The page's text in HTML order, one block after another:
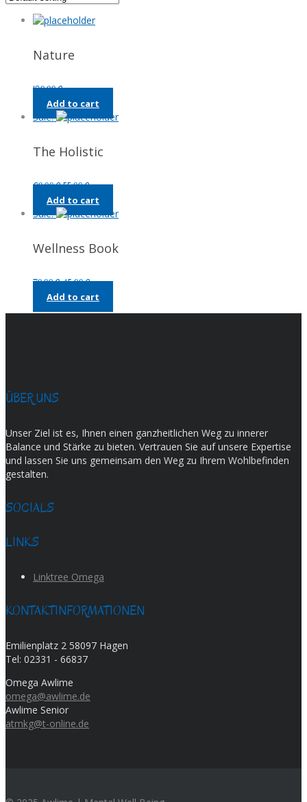
Nature
120,00€
Add to cart
Sale!
The Holistic
90,00€Original
price
was:
55,00€Current
price
Add to cart
Sale!
Wellness Book
70,00€Original
price
45,00€Current
price
Add to cart
ÜBER UNS
Unser Ziel ist es, Ihnen einen ganzheitlichen Weg zu innerer
Balance und Stärke zu bieten. Vertrauen Sie auf unsere Expertise
und lassen Sie uns gemeinsam den Weg zu Ihrem Wohlbefinden
gestalten.
SOCIALS
LINKS
Linktree Omega
KONTAKTINFORMATIONEN
Emilienplatz 2 58097 Hagen
Tel: 02331 - 66837
Omega Awlime
omega@awlime.de
Awlime Senior
atmkg@t-online.de